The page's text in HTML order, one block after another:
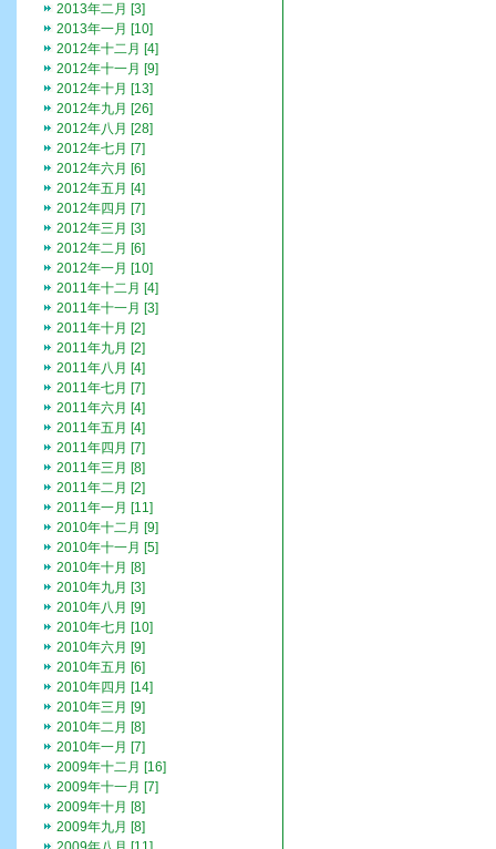
2013年二月 [3]
2013年一月 [10]
2012年十二月 [4]
2012年十一月 [9]
2012年十月 [13]
2012年九月 [26]
2012年八月 [28]
2012年七月 [7]
2012年六月 [6]
2012年五月 [4]
2012年四月 [7]
2012年三月 [3]
2012年二月 [6]
2012年一月 [10]
2011年十二月 [4]
2011年十一月 [3]
2011年十月 [2]
2011年九月 [2]
2011年八月 [4]
2011年七月 [7]
2011年六月 [4]
2011年五月 [4]
2011年四月 [7]
2011年三月 [8]
2011年二月 [2]
2011年一月 [11]
2010年十二月 [9]
2010年十一月 [5]
2010年十月 [8]
2010年九月 [3]
2010年八月 [9]
2010年七月 [10]
2010年六月 [9]
2010年五月 [6]
2010年四月 [14]
2010年三月 [9]
2010年二月 [8]
2010年一月 [7]
2009年十二月 [16]
2009年十一月 [7]
2009年十月 [8]
2009年九月 [8]